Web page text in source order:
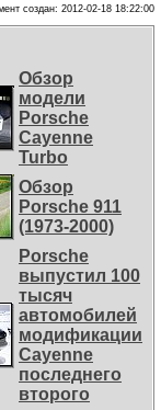
создан: 2012-02-18 18:22:00
Обзор
модели
Porsche
Cayenne
Turbo
Обзор
Porsche 911
(1973-2000)
Porsche
выпустил 100
тысяч
автомобилей
модификации
Cayenne
последнего
второго